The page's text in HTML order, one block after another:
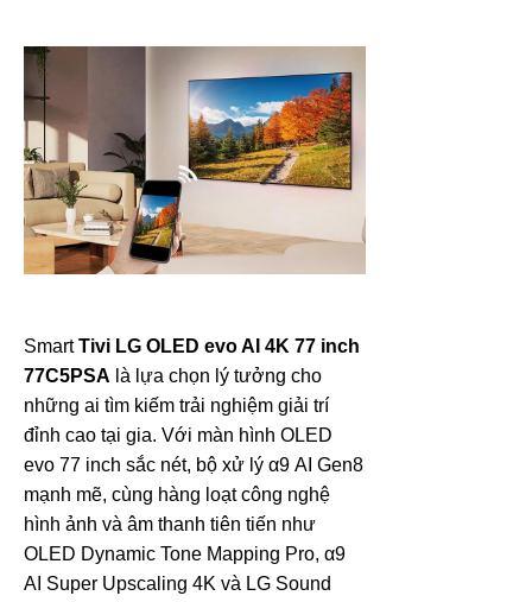
SmartTivi LG OLED evo AI 4K 77 inch
77C5PSA là lựa chọn lý tưởng cho
những ai tìm kiếm trải nghiệm giải trí
đỉnh cao tại gia. Với màn hình OLED
evo 77 inch sắc nét, bộ xử lý α9 AI Gen8
mạnh mẽ, cùng hàng loạt công nghệ
hình ảnh và âm thanh tiên tiến như
OLED Dynamic Tone Mapping Pro, α9
AI Super Upscaling 4K và LG Sound